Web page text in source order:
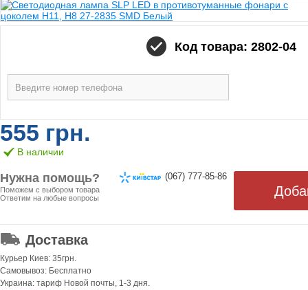
Код товара: 2802-04
555 грн.
В наличии
Нужна помощь?
Поможем с выбором товара
Ответим на любые вопросы
(067) 777-85-86
Доставка
Курьер Киев: 35грн.
Самовывоз: Бесплатно
Украина: тариф Новой почты, 1-3 дня.